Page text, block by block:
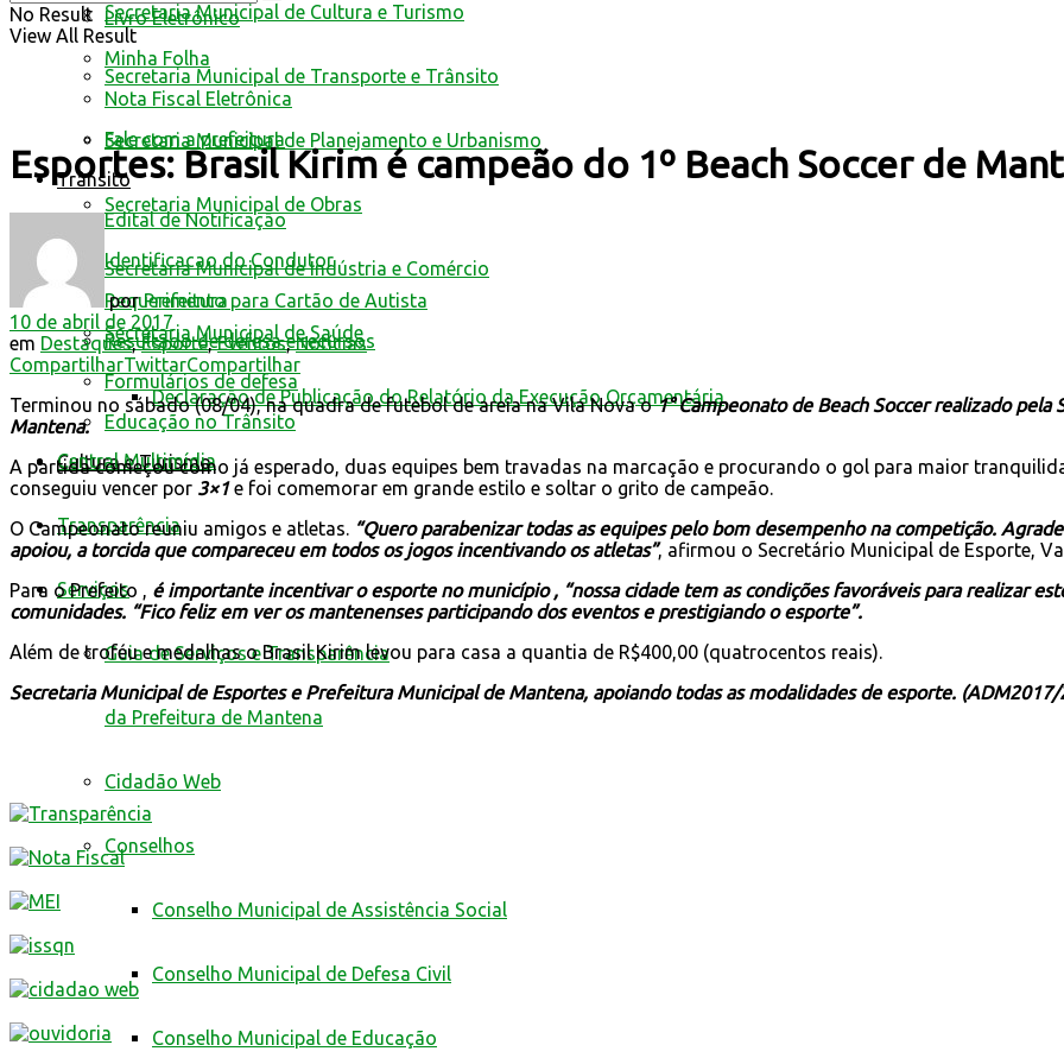
Livro Eletrônico
Minha Folha
Nota Fiscal Eletrônica
Fale com a prefeitura
Trânsito
Edital de Notificação
Identificacao do Condutor
Requerimento para Cartão de Autista
Resultado de defesa e recursos
Formulários de defesa
Educação no Trânsito
Cultura e Turismo
Secretaria Municipal de Cultura e Turismo
Secretaria Municipal de Transporte e Trânsito
Secretaria Municipal de Planejamento e Urbanismo
Secretaria Municipal de Obras
Secretaria Municipal de Indústria e Comércio
Secretaria Municipal de Saúde
Declaração de Publicação do Relatório da Execução Orçamentária
Central Multimídia
Transparência
Serviços
Guia de Serviços e Transparência
da Prefeitura de Mantena
Cidadão Web
Conselhos
Conselho Municipal de Assistência Social
Conselho Municipal de Defesa Civil
Conselho Municipal de Educação
No Result
View All Result
Esportes: Brasil Kirim é campeão do 1º Beach Soccer de
por Prefeitura
10 de abril de 2017
em Destaques,Esporte,Eventos,Notícias
CompartilharTwittarCompartilhar
Terminou no sábado (08/04), na quadra de futebol de areia na Vila Nova o1° Campeonato de Beach Soccer realizado
Mantena.
A partida começou como já esperado, duas equipes bem travadas na marcação e procurando o gol para maior
conseguiu vencer por 3×1e foi comemorar em grande estilo e soltar o grito de campeão.
O Campeonato reuniu amigos e atletas. “Quero parabenizar todas as equipes pelo bom desempenho na competição.
apoiou, a torcida que compareceu em todos os jogos incentivando os atletas”, afirmou o Secretário Municipal de Esporte,
Para o Prefeito , é importante incentivar o esporte no município , “nossa cidade tem as condições favoráveis para realizar
comunidades. “Fico feliz em ver os mantenenses participando dos eventos e prestigiando o esporte”.
Além de troféu e medalhas o Brasil Kirim levou para casa a quantia de R$400,00 (quatrocentos reais).
Secretaria Municipal de Esportes e Prefeitura Municipal de Mantena, apoiando todas as modalidades de esporte. (ADM2017/